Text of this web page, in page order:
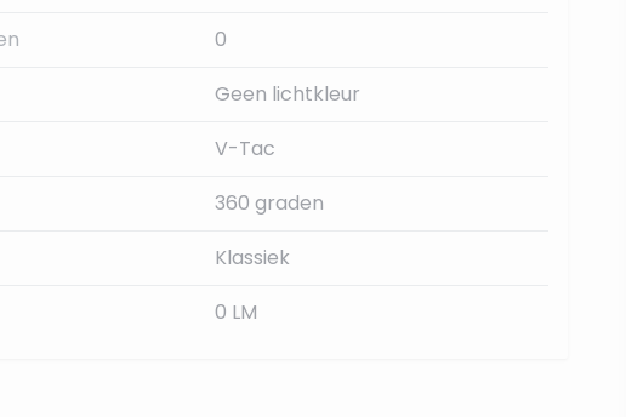
0
Geen lichtkleur
V-Tac
360 graden
Klassiek
0 LM